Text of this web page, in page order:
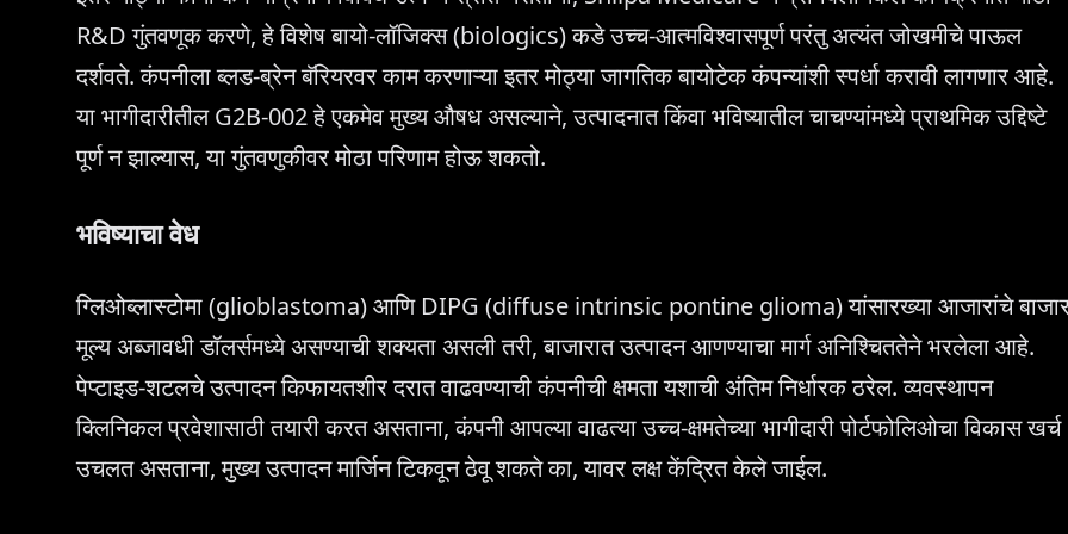
R&D गुंतवणूक करणे, हे विशेष बायो-लॉजिक्स (biologics) कडे उच्च-आत्मविश्वासपूर्ण परंतु अत्यंत जोखमीचे पाऊल
दर्शवते. कंपनीला ब्लड-ब्रेन बॅरियरवर काम करणाऱ्या इतर मोठ्या जागतिक बायोटेक कंपन्यांशी स्पर्धा करावी लागणार आहे.
या भागीदारीतील G2B-002 हे एकमेव मुख्य औषध असल्याने, उत्पादनात किंवा भविष्यातील चाचण्यांमध्ये प्राथमिक उद्दिष्टे
पूर्ण न झाल्यास, या गुंतवणुकीवर मोठा परिणाम होऊ शकतो.
भविष्याचा वेध
ग्लिओब्लास्टोमा (glioblastoma) आणि DIPG (diffuse intrinsic pontine glioma) यांसारख्या आजारांचे
मूल्य अब्जावधी डॉलर्समध्ये असण्याची शक्यता असली तरी, बाजारात उत्पादन आणण्याचा मार्ग अनिश्चिततेने भरलेला आहे.
पेप्टाइड-शटलचे उत्पादन किफायतशीर दरात वाढवण्याची कंपनीची क्षमता यशाची अंतिम निर्धारक ठरेल. व्यवस्थापन
क्लिनिकल प्रवेशासाठी तयारी करत असताना, कंपनी आपल्या वाढत्या उच्च-क्षमतेच्या भागीदारी पोर्टफोलिओचा विकास खर्च
उचलत असताना, मुख्य उत्पादन मार्जिन टिकवून ठेवू शकते का, यावर लक्ष केंद्रित केले जाईल.